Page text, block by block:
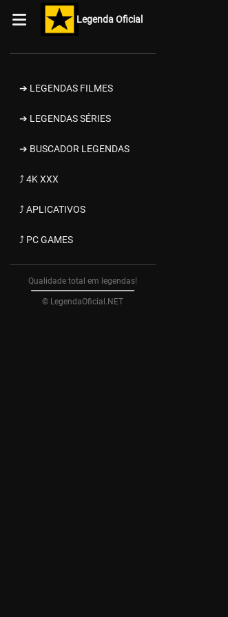
Legenda Oficial
➔ LEGENDAS FILMES
➔ LEGENDAS SÉRIES
➔ BUSCADOR LEGENDAS
⤴ 4K XXX
⤴ APLICATIVOS
⤴ PC GAMES
Qualidade total em legendas!
© LegendaOficial.NET